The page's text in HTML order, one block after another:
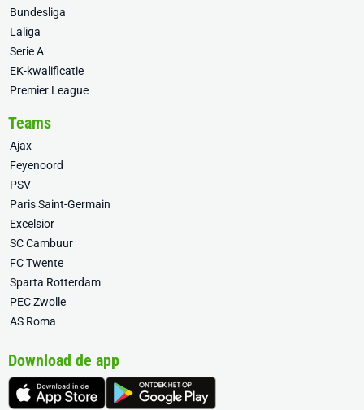
Bundesliga
Laliga
Serie A
EK-kwalificatie
Premier League
Teams
Ajax
Feyenoord
PSV
Paris Saint-Germain
Excelsior
SC Cambuur
FC Twente
Sparta Rotterdam
PEC Zwolle
AS Roma
Download de app